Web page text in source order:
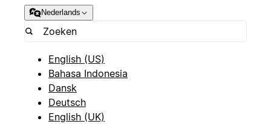
Nederlands
English (US)
Bahasa Indonesia
Dansk
Deutsch
English (UK)